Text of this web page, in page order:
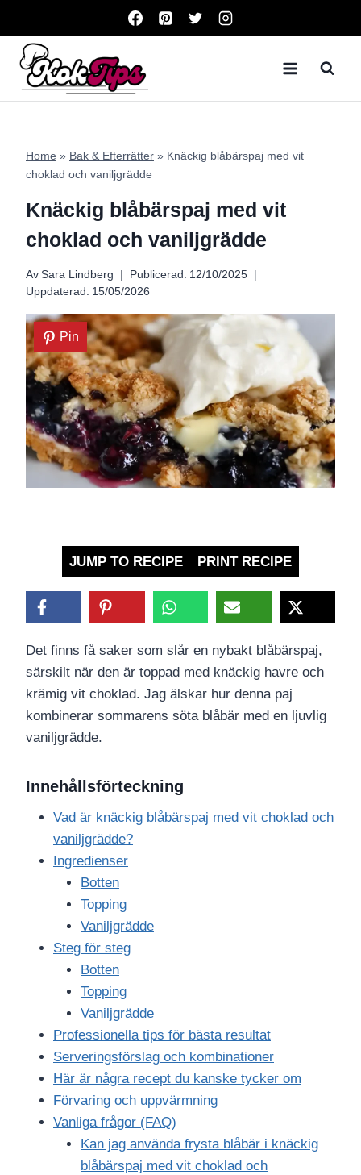
content
Home » Bak & Efterrätter » Knäckig blåbärspaj med vit
choklad och vaniljgrädde
Knäckig blåbärspaj med vit
choklad och vaniljgrädde
Av Sara Lindberg Publicerad: 12/10/2025
Uppdaterad: 15/05/2026
Pin
JUMP TO RECIPE PRINT RECIPE
Det finns få saker som slår en nybakt blåbärspaj,
särskilt när den är toppad med knäckig havre och
krämig vit choklad. Jag älskar hur denna paj
kombinerar sommarens söta blåbär med en ljuvlig
vaniljgrädde.
Innehållsförteckning
Vad är knäckig blåbärspaj med vit choklad och
vaniljgrädde?
Ingredienser
Botten
Topping
Vaniljgrädde
Steg för steg
Botten
Topping
Vaniljgrädde
Professionella tips för bästa resultat
Serveringsförslag och kombinationer
Här är några recept du kanske tycker om
Förvaring och uppvärmning
Vanliga frågor (FAQ)
Kan jag använda frysta blåbär i knäckig
blåbärspaj med vit choklad och